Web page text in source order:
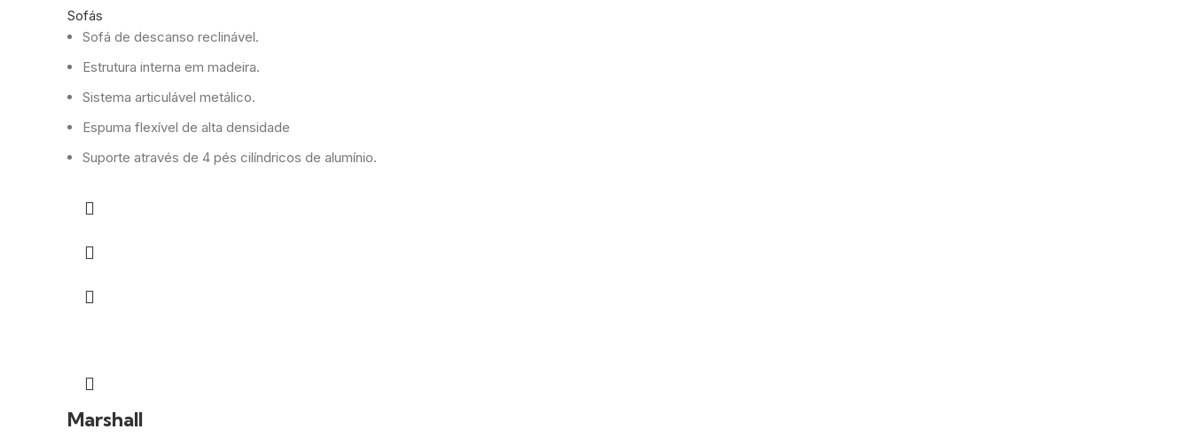
Sofás
Sofá de descanso reclinável.
Estrutura interna em madeira.
Sistema articulável metálico.
Espuma flexível de alta densidade
Suporte através de 4 pés cilíndricos de alumínio.
Marshall